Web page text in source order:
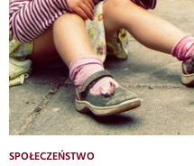
SPOŁECZEŃSTWO